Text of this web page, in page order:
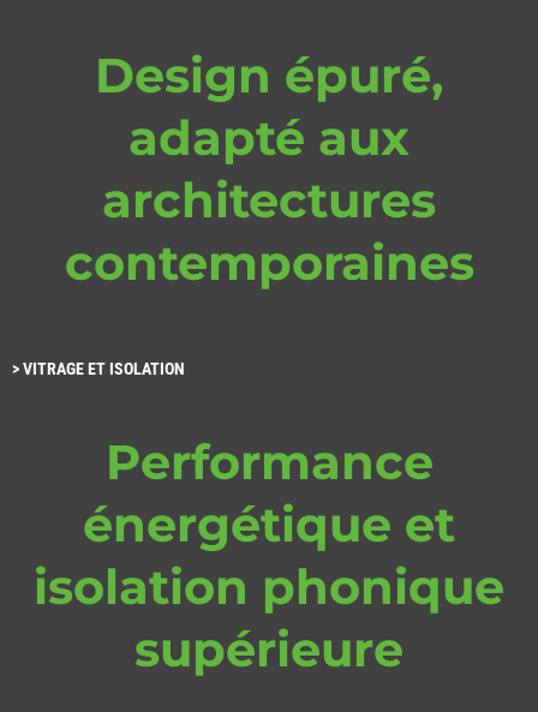
Design épuré,
adapté aux
architectures
contemporaines
>VITRAGE ET ISOLATION
Performance
énergétique et
isolation phonique
supérieure